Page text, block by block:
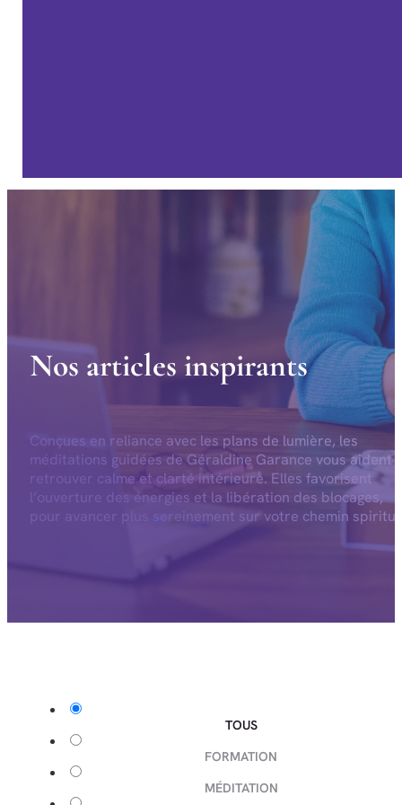
Nos articles inspirants
Conçues en reliance avec les plans de lumière, les
méditations guidées de Géraldine Garance vous aident
retrouver calme et clarté intérieure. Elles favorisent
l’ouverture des énergies et la libération des blocages,
pour avancer plus sereinement sur votre chemin
TOUS
FORMATION
MÉDITATION